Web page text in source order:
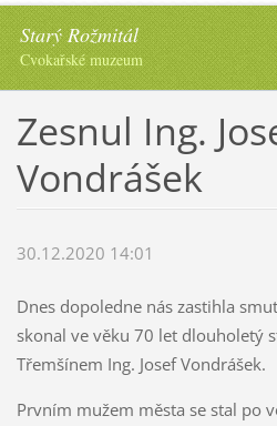
Starý Rožmitál
Cvokařské muzeum
Zesnul Ing.
Vondrášek
30.12.2020 14:01
Dnes dopoledne nás zastihla
skonal ve věku 70 let dlouholetý
Třemšínem Ing. Josef Vondrášek.
Prvním mužem města se stal po